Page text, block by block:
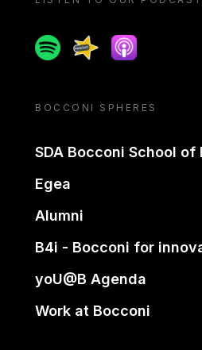
SpotifySpreakerApple podcast
BOCCONI SPHERES
SDA Bocconi School of
Egea
Alumni
B4i - Bocconi for
yoU@B Agenda
Work at Bocconi